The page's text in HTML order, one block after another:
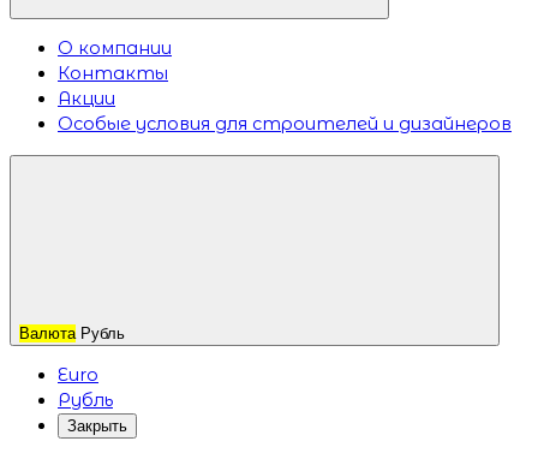
О компании
Контакты
Акции
Особые условия для строителей и дизайнеров
Валюта Рубль
Euro
Рубль
Закрыть